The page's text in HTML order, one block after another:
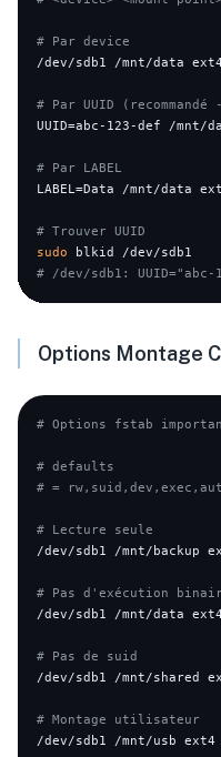
# Par device
/dev/sdb1 /mnt/data
# Par UUID
UUID=abc-123-def /
# Par LABEL
LABEL=Data /mnt/data
# Trouver UUID
sudo
# /dev/sdb1: UUID="abc-
Options Montage
# Options fstab
# defaults
# =
# Lecture seule
/dev/sdb1 /mnt/backup
# Pas d'exécution
/dev/sdb1 /mnt/data
# Pas de suid
/dev/sdb1 /mnt/shared
# Montage utilisateur
/dev/sdb1 /mnt/usb